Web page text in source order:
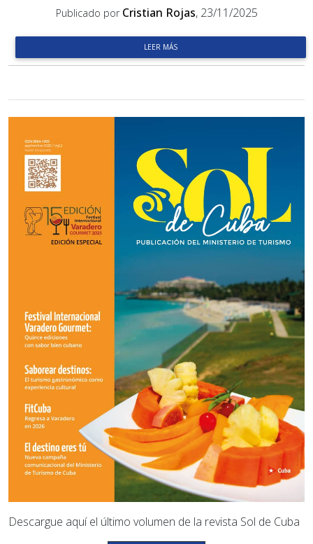
Publicado por Cristian Rojas, 23/11/2025
LEER MÁS
Descargue aquí el último volumen de la revista Sol de Cuba